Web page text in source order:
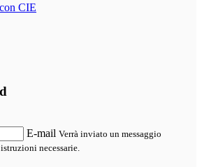
CIE
E-mail Verrà inviato un messaggio
necessarie.